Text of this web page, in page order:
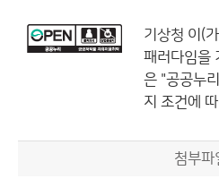
기상청 이(
패러다임을
은 "공공누
지 조건에
첨부파